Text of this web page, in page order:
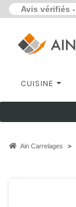
Avis vérifiés -
CUISINE
Ain Carrelages